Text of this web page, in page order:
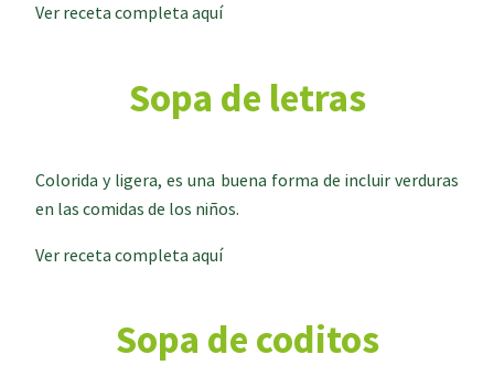
Ver receta completa aquí
Sopa de letras
Colorida y ligera, es una buena forma de incluir verduras
en las comidas de los niños.
Ver receta completa aquí
Sopa de coditos